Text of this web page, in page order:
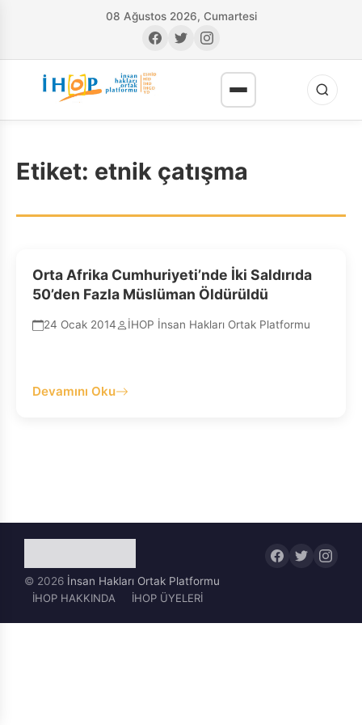
08 Ağustos 2026, Cumartesi
Etiket: etnik çatışma
Orta Afrika Cumhuriyeti’nde İki Saldırıda
50’den Fazla Müslüman Öldürüldü
24 Ocak 2014 İHOP İnsan Hakları Ortak Platformu
Devamını Oku
© 2026 İnsan Hakları Ortak Platformu
İHOP HAKKINDA
İHOP ÜYELERİ